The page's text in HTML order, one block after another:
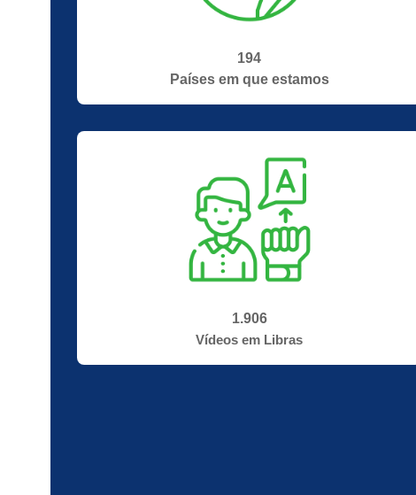
194
Países em que estamos
1.906
Vídeos em Libras